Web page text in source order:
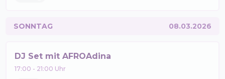
SONNTAG 08.03.2026
DJ Set mit AFROAdina
17:00 - 21:00 Uhr